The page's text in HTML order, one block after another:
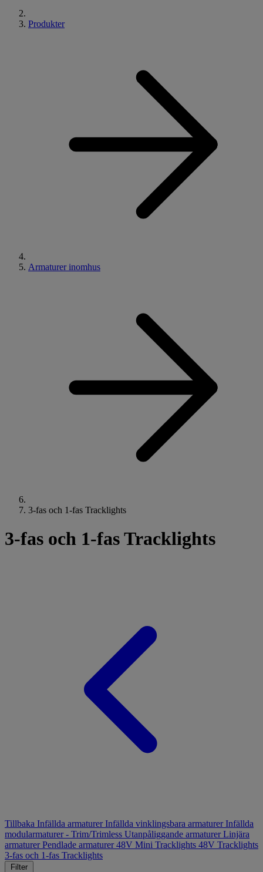
Produkter
Armaturer inomhus
3-fas och 1-fas Tracklights
3-fas och 1-fas Tracklights
Tillbaka Infällda armaturerInfällda vinklingsbara armaturerInfällda
modularmaturer - Trim/Trimless Utanpåliggande armaturerLinjära
armaturerPendlade armaturer48V Mini Tracklights 48V Tracklights
3-fas och 1-fas Tracklights
Filter